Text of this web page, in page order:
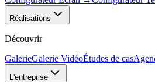
Réalisations
Découvrir
GalerieGalerie VidéoÉtudes de cas
L'entreprise